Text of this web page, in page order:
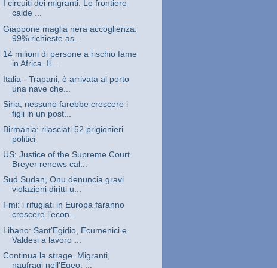
I circuiti dei migranti. Le frontiere
calde ...
Giappone maglia nera accoglienza:
99% richieste as...
14 milioni di persone a rischio fame
in Africa. Il...
Italia - Trapani, è arrivata al porto
una nave che...
Siria, nessuno farebbe crescere i
figli in un post...
Birmania: rilasciati 52 prigionieri
politici
US: Justice of the Supreme Court
Breyer renews cal...
Sud Sudan, Onu denuncia gravi
violazioni diritti u...
Fmi: i rifugiati in Europa faranno
crescere l’econ...
Libano: Sant’Egidio, Ecumenici e
Valdesi a lavoro ...
Continua la strage. Migranti,
naufragi nell'Egeo: ...